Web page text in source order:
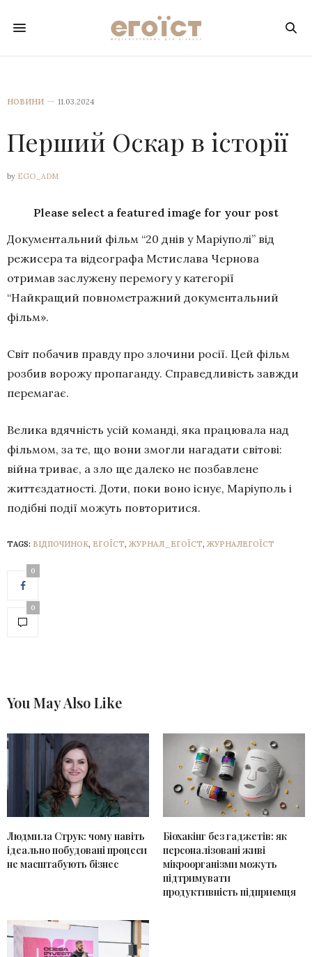
НОВИНИ 11.03.2024
Перший Оскар в історії
by EGO_ADM
Please select a featured image for your post
Документальний фільм “20 днів у Маріуполі” від
режисера та відеографа Мстислава Чернова
отримав заслужену перемогу у категорії
“Найкращий повнометражний документальний
фільм».
Світ побачив правду про злочини росії. Цей фільм
розбив ворожу пропаганду. Справедливість завжди
перемагає.
Велика вдячність усій команді, яка працювала над
фільмом, за те, що вони змогли нагадати світові:
війна триває, а зло ще далеко не позбавлене
життєздатності. Доти, поки воно існує, Маріуполь і
подібні події можуть повторитися.
TAGS: ВІДПОЧИНОК, ЕГОЇСТ, ЖУРНАЛ_ЕГОЇСТ, ЖУРНАЛЕГОЇСТ
0
0
You May Also Like
Людмила Струк: чому навіть
ідеально побудовані процеси
не масштабують бізнес
Біохакінг без гаджетів: як
персоналізовані живі
мікроорганізми можуть
підтримувати
продуктивність підприємця